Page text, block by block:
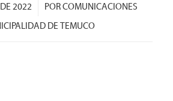
2022
/ PORCOMUNICACIONES
DE TEMUCO